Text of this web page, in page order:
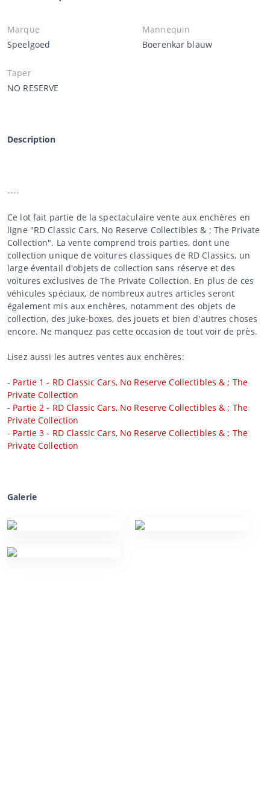
Marque
Speelgoed
Mannequin
Boerenkar blauw
Taper
NO RESERVE
Description
----
Ce lot fait partie de la spectaculaire vente aux enchères en
ligne "RD Classic Cars, No Reserve Collectibles & ; The Private
Collection". La vente comprend trois parties, dont une
collection unique de voitures classiques de RD Classics, un
large éventail d'objets de collection sans réserve et des
voitures exclusives de The Private Collection. En plus de ces
véhicules spéciaux, de nombreux autres articles seront
également mis aux enchères, notamment des objets de
collection, des juke-boxes, des jouets et bien d'autres choses
encore. Ne manquez pas cette occasion de tout voir de près.
Lisez aussi les autres ventes aux enchères:
- Partie 1 - RD Classic Cars, No Reserve Collectibles & ; The
Private Collection
- Partie 2 - RD Classic Cars, No Reserve Collectibles & ; The
Private Collection
- Partie 3 - RD Classic Cars, No Reserve Collectibles & ; The
Private Collection
Galerie